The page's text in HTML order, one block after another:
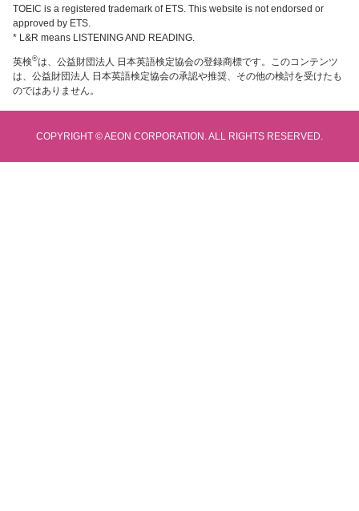
TOEIC is a registered trademark of ETS. This website is not endorsed or
approved by ETS.
* L&R means LISTENING AND READING.
英検®は、公益財団法人 日本英語検定協会の登録商標です。このコンテンツ
は、公益財団法人 日本英語検定協会の承認や推奨、その他の検討を受けたも
のではありません。
COPYRIGHT © AEON CORPORATION. ALL RIGHTS RESERVED.